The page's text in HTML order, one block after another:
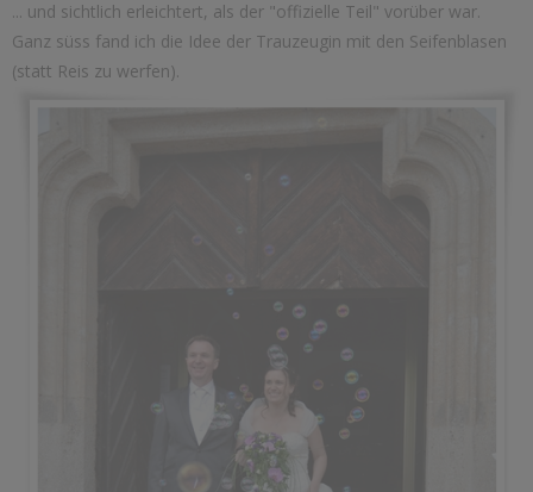
... und sichtlich erleichtert, als der "offizielle Teil" vorüber war.
Ganz süss fand ich die Idee der Trauzeugin mit den Seifenblasen
(statt Reis zu werfen).